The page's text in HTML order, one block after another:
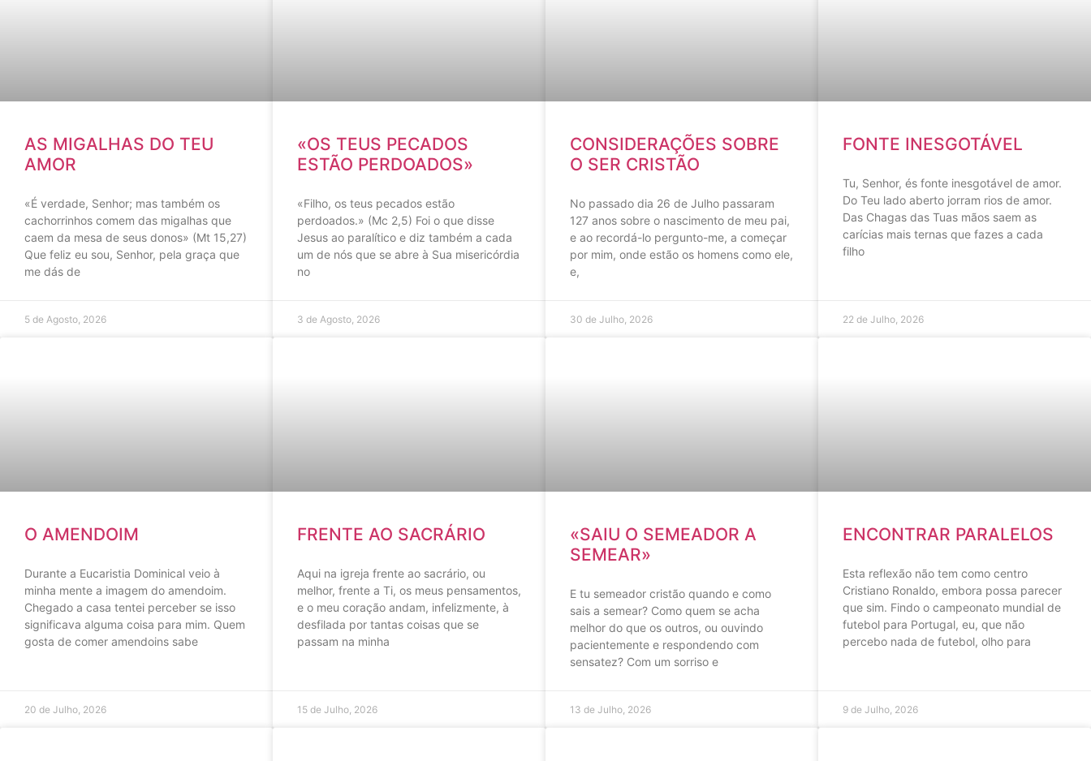
AS MIGALHAS DO TEU
AMOR
«É verdade, Senhor; mas também os
cachorrinhos comem das migalhas que
caem da mesa de seus donos» (Mt 15,27)
Que feliz eu sou, Senhor, pela graça que
me dás de
5 de Agosto, 2026
«OS TEUS PECADOS
ESTÃO PERDOADOS»
«Filho, os teus pecados estão
perdoados.» (Mc 2,5) Foi o que disse
Jesus ao paralítico e diz também a cada
um de nós que se abre à Sua misericórdia
no
3 de Agosto, 2026
CONSIDERAÇÕES SOBRE
O SER CRISTÃO
No passado dia 26 de Julho passaram
127 anos sobre o nascimento de meu pai,
e ao recordá-lo pergunto-me, a começar
por mim, onde estão os homens como ele,
e,
30 de Julho, 2026
FONTE INESGOTÁVEL
Tu, Senhor, és fonte inesgotável de amor.
Do Teu lado aberto jorram rios de amor.
Das Chagas das Tuas mãos saem as
carícias mais ternas que fazes a cada
filho
22 de Julho, 2026
O AMENDOIM
Durante a Eucaristia Dominical veio à
minha mente a imagem do amendoim.
Chegado a casa tentei perceber se isso
significava alguma coisa para mim. Quem
gosta de comer amendoins sabe
20 de Julho, 2026
FRENTE AO SACRÁRIO
Aqui na igreja frente ao sacrário, ou
melhor, frente a Ti, os meus pensamentos,
e o meu coração andam, infelizmente, à
desfilada por tantas coisas que se
passam na minha
15 de Julho, 2026
«SAIU O SEMEADOR A
SEMEAR»
E tu semeador cristão quando e como
sais a semear? Como quem se acha
melhor do que os outros, ou ouvindo
pacientemente e respondendo com
sensatez? Com um sorriso e
13 de Julho, 2026
ENCONTRAR PARALELOS
Esta reflexão não tem como centro
Cristiano Ronaldo, embora possa parecer
que sim. Findo o campeonato mundial de
futebol para Portugal, eu, que não
percebo nada de futebol, olho para
9 de Julho, 2026